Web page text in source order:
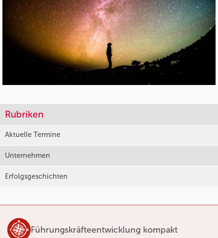
Rubriken
Aktuelle Termine
Unternehmen
Erfolgsgeschichten
Führungskräfteentwicklung kompakt